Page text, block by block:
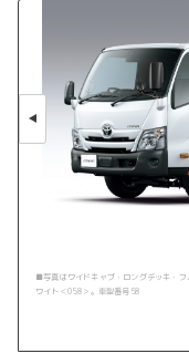
■写真はワイドキャブ・ロングデッキ・
ワイト＜058＞。車型番号58